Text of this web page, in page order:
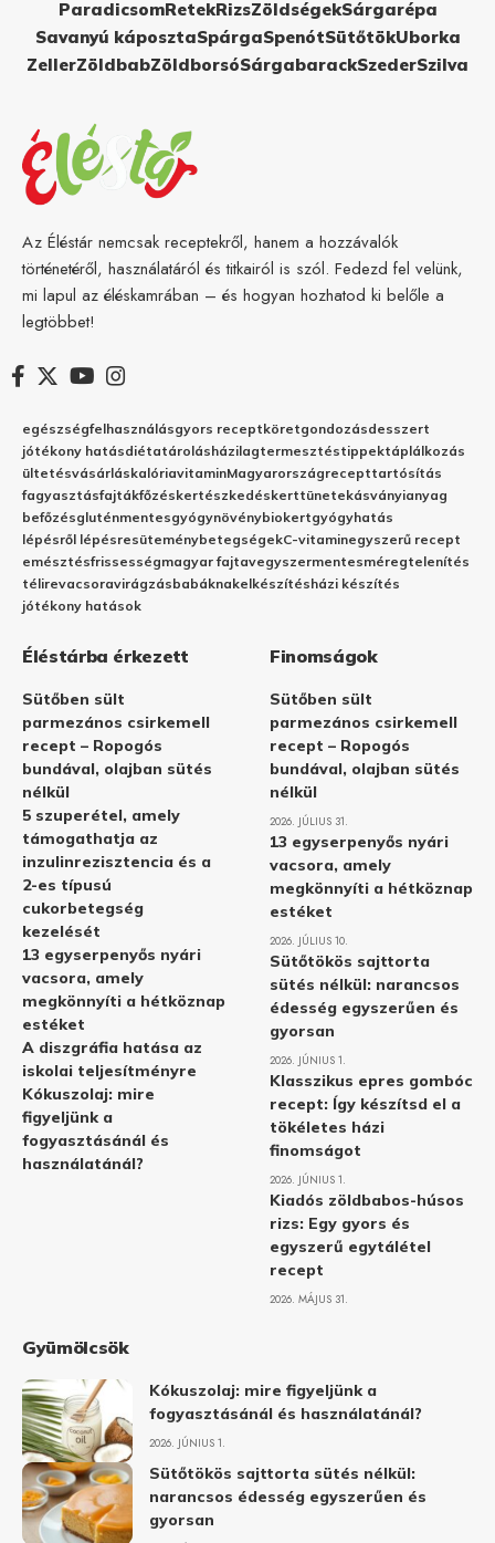
ParadicsomRetekRizsZöldségekSárgarépa
Savanyú káposztaSpárgaSpenótSütőtökUborka
ZellerZöldbabZöldborsóSárgabarackSzederSzilva
Az Éléstár nemcsak receptekről, hanem a hozzávalók
történetéről, használatáról és titkairól is szól. Fedezd fel velünk,
mi lapul az éléskamrában – és hogyan hozhatod ki belőle a
legtöbbet!
egészségfelhasználásgyors receptköretgondozásdesszert
jótékony hatásdiétatárolásházilagtermesztéstippektáplálkozás
ültetésvásárláskalóriavitaminMagyarországrecepttartósítás
fagyasztásfajtákfőzéskertészkedéskerttünetekásványianyag
befőzésgluténmentesgyógynövénybiokertgyógyhatás
lépésről lépésresüteménybetegségekC-vitaminegyszerű recept
emésztésfrissességmagyar fajtavegyszermentesméregtelenítés
télirevacsoravirágzásbabáknakelkészítésházi készítés
jótékony hatások
Éléstárba érkezett
Sütőben sült
parmezános csirkemell
recept – Ropogós
bundával, olajban sütés
nélkül
5 szuperétel, amely
támogathatja az
inzulinrezisztencia és a
2-es típusú
cukorbetegség
kezelését
13 egyserpenyős nyári
vacsora, amely
megkönnyíti a hétköznap
estéket
A diszgráfia hatása az
iskolai teljesítményre
Kókuszolaj: mire
figyeljünk a
fogyasztásánál és
használatánál?
Finomságok
Sütőben sült
parmezános csirkemell
recept – Ropogós
bundával, olajban sütés
nélkül
2026. JÚLIUS 31.
13 egyserpenyős nyári
vacsora, amely
megkönnyíti a hétköznap
estéket
2026. JÚLIUS 10.
Sütőtökös sajttorta
sütés nélkül: narancsos
édesség egyszerűen és
gyorsan
2026. JÚNIUS 1.
Klasszikus epres gombóc
recept: Így készítsd el a
tökéletes házi
finomságot
2026. JÚNIUS 1.
Kiadós zöldbabos-húsos
rizs: Egy gyors és
egyszerű egytálétel
recept
2026. MÁJUS 31.
Gyümölcsök
Kókuszolaj: mire figyeljünk a
fogyasztásánál és használatánál?
2026. JÚNIUS 1.
Sütőtökös sajttorta sütés nélkül:
narancsos édesség egyszerűen és
gyorsan